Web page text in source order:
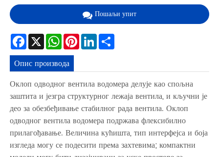
Пошаљи упит
Facebook
X WhatsApp
Pinterest
LinkedIn
Опис производа
Оклоп одводног вентила водомера делује као спољна
заштита и језгра структурног лежаја вентила, и кључни је
део за обезбеђивање стабилног рада вентила. Оклоп
одводног вентила водомера подржава флексибилно
прилагођавање. Величина кућишта, тип интерфејса и боја
изгледа могу се подесити према захтевима; компактни